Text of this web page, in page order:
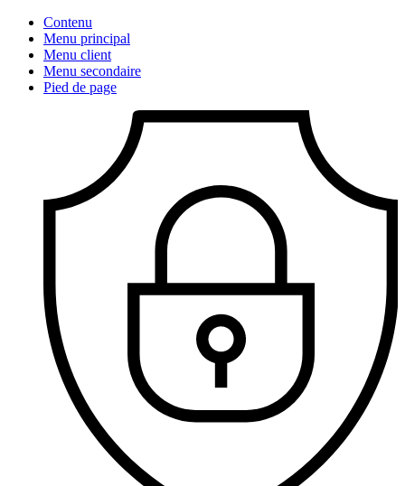
Contenu
Menu principal
Menu client
Menu secondaire
Pied de page